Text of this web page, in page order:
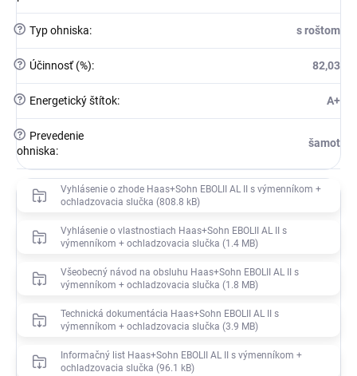
? Typ ohniska: s roštom
? Účinnosť (%): 82,03
? Energetický štítok: A+
?
Prevedenie
ohniska:
šamot
Vyhlásenie o zhode Haas+Sohn EBOLII AL II s výmenníkom +
ochladzovacia slučka (808.8 kB)
Vyhlásenie o vlastnostiach Haas+Sohn EBOLII AL II s
výmenníkom + ochladzovacia slučka (1.4 MB)
Všeobecný návod na obsluhu Haas+Sohn EBOLII AL II s
výmenníkom + ochladzovacia slučka (1.8 MB)
Technická dokumentácia Haas+Sohn EBOLII AL II s
výmenníkom + ochladzovacia slučka (3.9 MB)
Informačný list Haas+Sohn EBOLII AL II s výmenníkom +
ochladzovacia slučka (96.1 kB)